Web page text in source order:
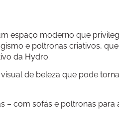
espaço moderno que
e poltronas criativos,
da Hydro.
de beleza que pode
– com sofás e poltronas para